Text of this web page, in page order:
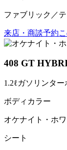
ファブリック／
来店・商談予約
408 GT
1.2ℓガソリンタ
ボディカラー
オケナイト・ホワ
シート